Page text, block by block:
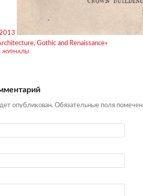
Gothic and Renaissance»
ЖУРНАЛЫ
опубликован. Обязательные поля